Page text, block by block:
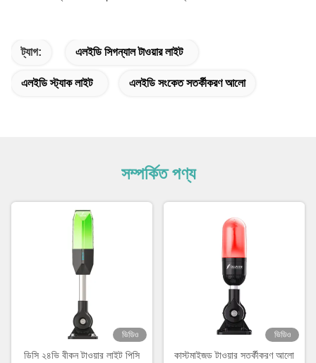
ট্যাগ: এলইডি সিগন্যাল টাওয়ার লাইট
এলইডি স্ট্যাক লাইট এলইডি সংকেত সতর্কীকরণ আলো
সম্পর্কিত পণ্য
ভিডিও
ডিসি ২৪ভি বীকন টাওয়ার লাইট পিসি
ভিডিও
কাস্টমাইজড টাওয়ার সতর্কীকরণ আলো